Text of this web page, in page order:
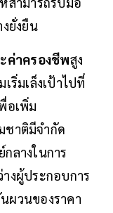
ยั่งยืน
ค่าครองชีพสูง
ริ่มเล็งเป้าไปที่
อเพิ่ม
ชาติมีจำกัด
ลางในการ
งผู้ประกอบการ
ผวนของราคา